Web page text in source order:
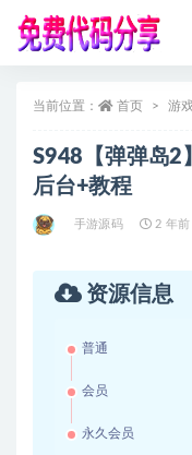
当前位置： 首页 游
S948【弹弹岛2
后台+教程
手游源码 2 年前
资源信息
普通
会员
永久会员